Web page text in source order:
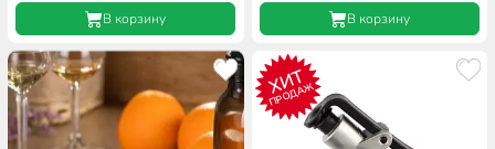
В корзину В корзину
ХИТ
ПРОДАЖ